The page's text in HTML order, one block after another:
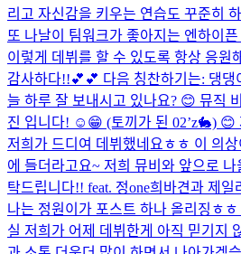
리고 자신감을 키우는 연습도 꾸준히
또 나날이 팀워크가 좋아지는 엔하이
이렇게 데뷔를 할 수 있도록 항상 응원
감사하다!!💕💕 다음 칭찬하기는: 댕댕
늘 하루 잘 보내시고 있나요? 😊 뮤직
진 입니다! ☺️😁 (토끼가 된 02’z🐇) 😊
저희가 드디여 데뷔했네요ㅎㅎ 이 의
에 들더라고요~ 저희 뮤비와 앞으로
탁드립니다!! feat. 정one희바견과 제일
나는 정원이가 포스트 하나 올리징ㅎ
실 저희가 어제 데뷔한게 아직 믿기지